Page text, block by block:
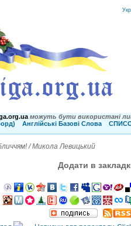
можуть бути використані
Англійські Базові Слова
/ Микола Левицький
Додати в